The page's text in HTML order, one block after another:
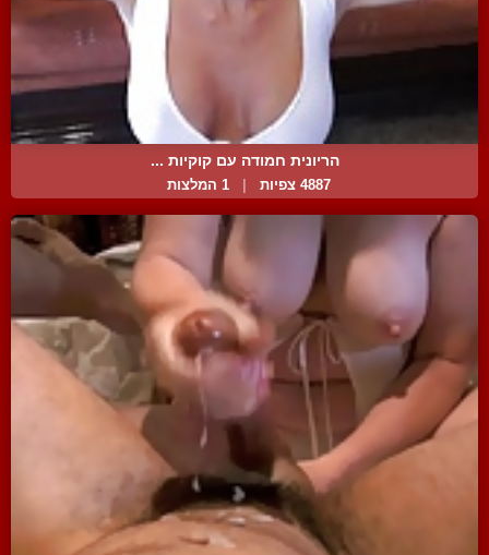
הריונית חמודה עם קוקיות ...
4887 צפיות 1 המלצות